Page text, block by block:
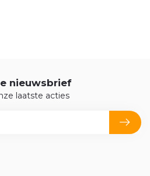
nieuwsbrief
laatste acties